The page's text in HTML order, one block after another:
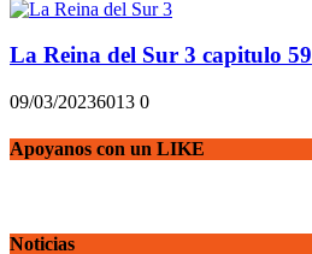
La Reina del Sur 3 capitulo 59
09/03/20236013 0
Apoyanos con un LIKE
Noticias